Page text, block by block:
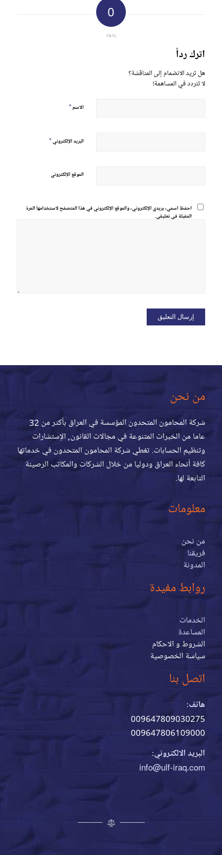
0
ردود
اترك رداً
هل تريد الانضمام إلى المناقشة؟
لا تتردد في المساهمة!
الاسم*
البريد الإلكتروني*
الموقع الإلكتروني
احفظ اسمي، بريدي الإلكتروني، والموقع الإلكتروني في هذا المتصفح لاستخدامها المرة
المقبلة في تعليقي.
من نحن
شركة المحامون المتحدون المؤسسة في العراق بأكثر من 32
عاما من الخبرات المتنوعة في مجالات القانون, الإستشارات
وتنظيم الحسابات. تغطي شركة المحامون المتحدون في خدماتها
كافة أنحاء العراق ودوليا من خلال الشركات والمكاتب الرصينة
التابعة لها.
معلومات
من نحن
فريقنا
المدونة
روابط مفيدة
الخدمات
المساعدة
الشروط و الاحكام
سياسة الخصوصية
اتصل بنا
هاتف:
009647809030275
009647806109000
البريد الالكتروني:
info@ulf-iraq.com